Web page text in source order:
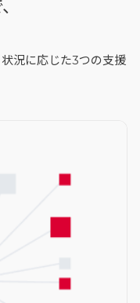
況に応じた3つの支援